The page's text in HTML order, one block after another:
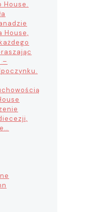
House.
House,
–